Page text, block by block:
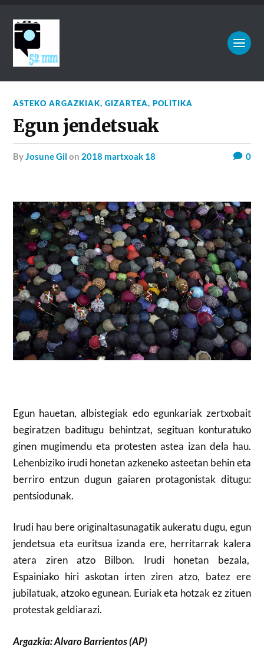
ASTEKO ARGAZKIAK,GIZARTEA,POLITIKA
Egun jendetsuak
byJosune Gil on 2018 martxoak 18 0
Egun hauetan, albistegiak edo egunkariak zertxobait
begiratzen baditugu behintzat, segituan konturatuko
ginen mugimendu eta protesten astea izan dela hau.
Lehenbiziko irudi honetan azkeneko asteetan behin eta
berriro entzun dugun gaiaren protagonistak ditugu:
pentsiodunak.
Irudi hau bere originaltasunagatik aukeratu dugu, egun
jendetsua eta euritsua izanda ere, herritarrak kalera
atera ziren atzo Bilbon. Irudi honetan bezala,
Espainiako hiri askotan irten ziren atzo, batez ere
jubilatuak, atzoko egunean. Euriak eta hotzak ez zituen
protestak geldiarazi.
Argazkia: Alvaro Barrientos (AP)